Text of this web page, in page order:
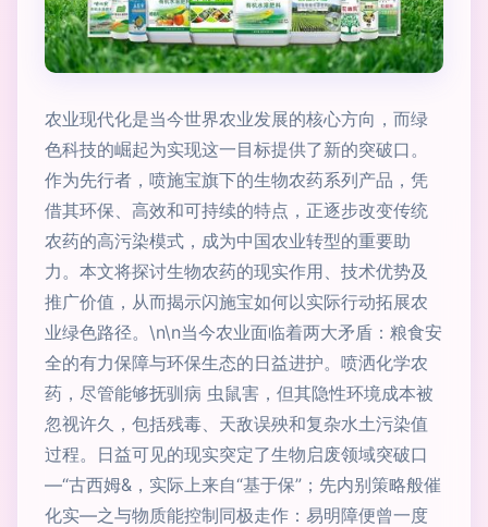
农业现代化是当今世界农业发展的核心方向，而绿
色科技的崛起为实现这一目标提供了新的突破口。
作为先行者，喷施宝旗下的生物农药系列产品，凭
借其环保、高效和可持续的特点，正逐步改变传统
农药的高污染模式，成为中国农业转型的重要助
力。本文将探讨生物农药的现实作用、技术优势及
推广价值，从而揭示闪施宝如何以实际行动拓展农
业绿色路径。\n\n当今农业面临着两大矛盾：粮食安
全的有力保障与环保生态的日益进护。喷洒化学农
药，尽管能够抚驯病 虫鼠害，但其隐性环境成本被
忽视许久，包括残毒、天敌误殃和复杂水土污染值
过程。日益可见的现实突定了生物启废领域突破口
—“古西姆&，实际上来自“基于保”；先内别策略般催
化实—之与物质能控制同极走作：易明障便曾一度